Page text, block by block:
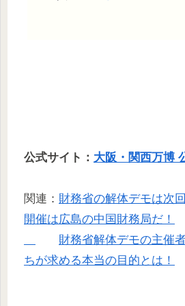
公式サイト： 大阪・関西万博
関連： 財務省の解体デモは次
開催は広島の中国財務局だ！
財務省解体デモの主催
ちが求める本当の目的とは！